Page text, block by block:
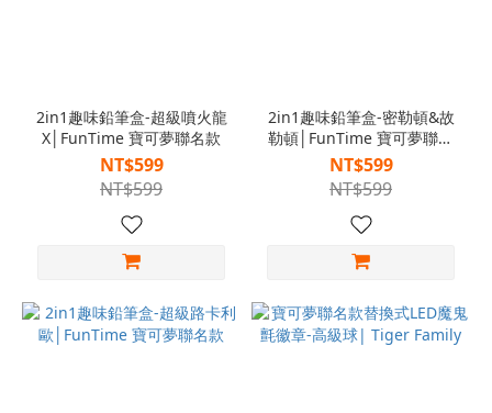
2in1趣味鉛筆盒-超級噴火龍
X│FunTime 寶可夢聯名款
NT$599
NT$599
2in1趣味鉛筆盒-密勒頓&故
勒頓│FunTime 寶可夢聯名
款
NT$599
NT$599